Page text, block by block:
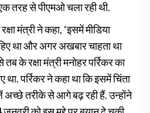
तरह से पीएमओ चला रही थी.
मंत्री ने कहा, ‘इसमें मीडिया
था और अगर अखबार चाहता था
के रक्षा मंत्री मनोहर पर्रिकर का
था. पर्रिकर ने कहा था कि इसमें चिंता
अच्छे तरीके से आगे बढ़ रही हैं. उन्होंने